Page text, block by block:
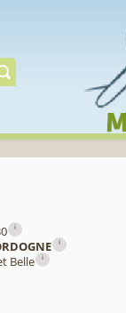
i
i
Belle i
Cookies